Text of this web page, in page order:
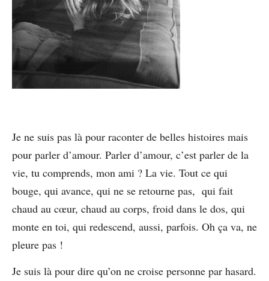
Je ne suis pas là pour raconter de belles histoires mais
pour parler d’amour. Parler d’amour, c’est parler de la
vie, tu comprends, mon ami ? La vie. Tout ce qui
bouge, qui avance, qui ne se retourne pas, qui fait
chaud au cœur, chaud au corps, froid dans le dos, qui
monte en toi, qui redescend, aussi, parfois. Oh ça va, ne
pleure pas !
Je suis là pour dire qu’on ne croise personne par hasard.